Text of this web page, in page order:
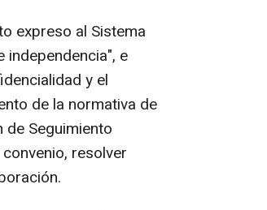
expreso al Sistema
e
y el
de la normativa de
Seguimiento
resolver